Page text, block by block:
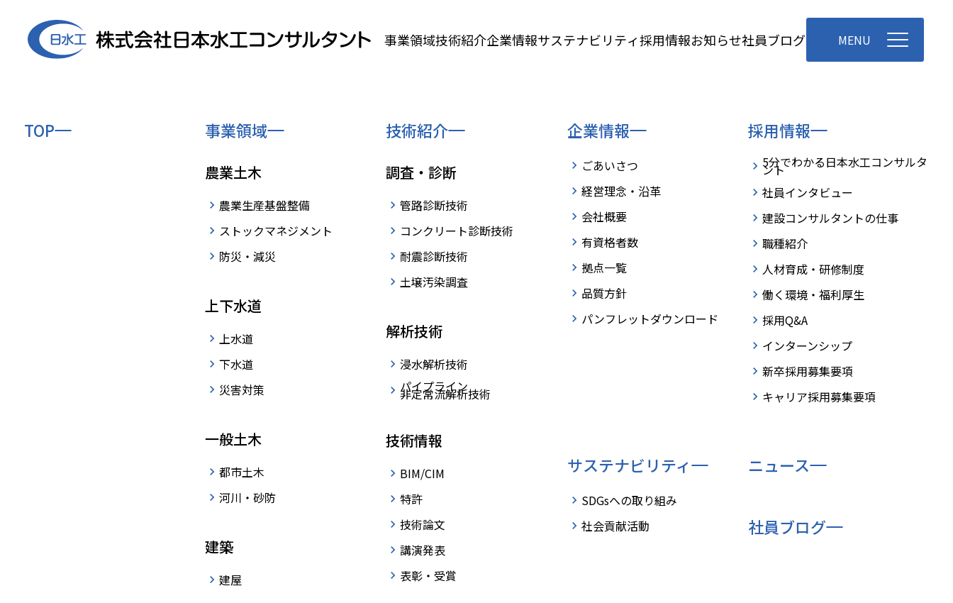
事業領域技術紹介企業情報サステナビリティ採用情報お知らせ社員ブログ MENU
TOP 事業領域
農業土木
農業生産基盤整備
ストックマネジメント
防災・減災
上下水道
上水道
下水道
災害対策
一般土木
都市土木
河川・砂防
建築
建屋
技術紹介
調査・診断
管路診断技術
コンクリート診断技術
耐震診断技術
土壌汚染調査
解析技術
浸水解析技術
パイプライン
非定常流解析技術
技術情報
BIM/CIM
特許
技術論文
講演発表
表彰・受賞
企業情報
ごあいさつ
経営理念・沿革
会社概要
有資格者数
拠点一覧
品質方針
パンフレットダウンロード
サステナビリティ
SDGsへの取り組み
社会貢献活動
採用情報
5分でわかる日本水工コンサルタ
ント
社員インタビュー
建設コンサルタントの仕事
職種紹介
人材育成・研修制度
働く環境・福利厚生
採用Q&A
インターンシップ
新卒採用募集要項
キャリア採用募集要項
ニュース
社員ブログ
ニュース
すべてのニュース 更新情報 採用情報
お知らせ 一般事業主行動計画策定のお知らせ
お知らせ 年末年始休暇のお知らせ